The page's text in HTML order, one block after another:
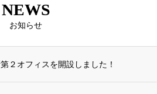
NEWS
お知らせ
２オフィスを開設しました！